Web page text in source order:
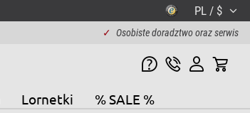
PL / $
✓ Osobiste doradztwo oraz serwis
Lornetki % SALE %